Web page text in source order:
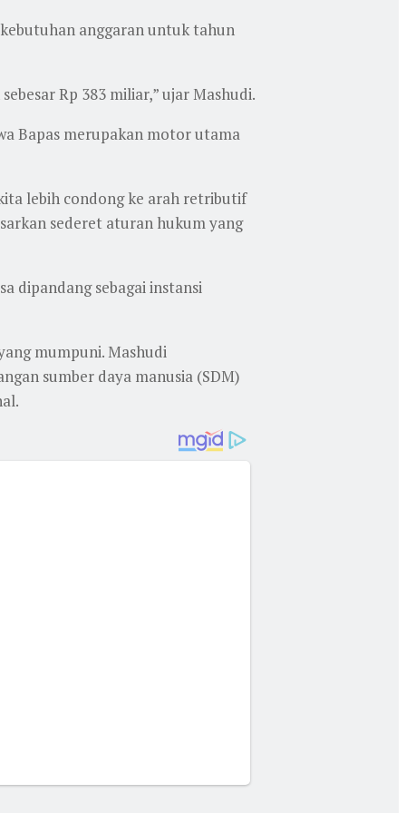
anggaran untuk tahun
Rp 383 miliar,” ujar Mashudi.
Bapas merupakan motor utama
lebih condong ke arah retributif
sederet aturan hukum yang
dipandang sebagai instansi
mumpuni. Mashudi
sumber daya manusia (SDM)